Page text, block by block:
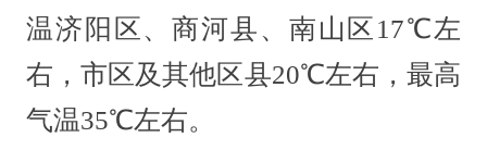
温济阳区、商河县、南山区17℃左
右，市区及其他区县20℃左右，最高
气温35℃左右。